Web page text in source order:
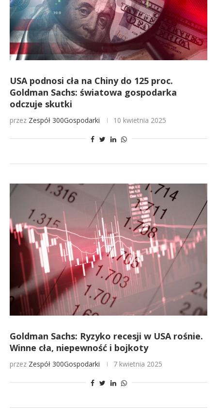
USA podnosi cła na Chiny do 125 proc.
Goldman Sachs: światowa gospodarka
odczuje skutki
przez Zespół 300Gospodarki 10 kwietnia 2025
Goldman Sachs: Ryzyko recesji w USA rośnie.
Winne cła, niepewność i bojkoty
przez Zespół 300Gospodarki 7 kwietnia 2025